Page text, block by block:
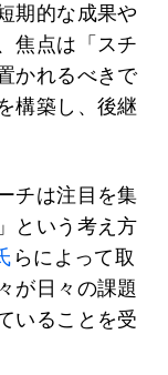
期的な成果や
焦点は「スチ
かれるべきで
構築し、後継
チは注目を集
という考え方
らによって取
が日々の課題
いることを受